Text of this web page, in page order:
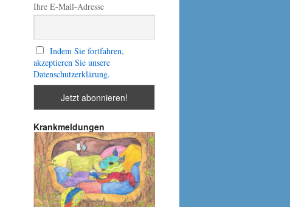
Ihre E-Mail-Adresse
Indem Sie fortfahren,
akzeptieren Sie unsere
Datenschutzerklärung.
Krankmeldungen